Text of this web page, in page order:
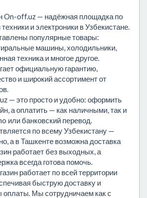
On-off.uz — надёжная площадка по
и электроники в Узбекистане.
популярные товары:
машины, холодильники,
техника и многое другое.
официальную гарантию,
и широкий ассортимент от
— это просто и удобно: оформить
а оплатить — как наличными, так и
или банковский перевод.
по всему Узбекистану —
а в Ташкенте возможна доставка
работает без выходных, а
всегда готова помочь.
работает по всей территории
быструю доставку и
Мы сотрудничаем как с